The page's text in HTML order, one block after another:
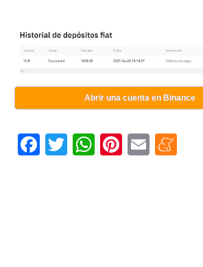
Abrir una cuenta en Binance
Facebook
TwitterWhatsApp
Pinterest
Email